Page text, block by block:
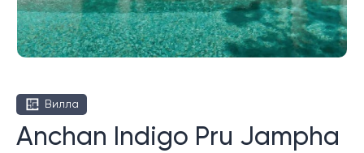
Вилла
Anchan Indigo Pru Jampha